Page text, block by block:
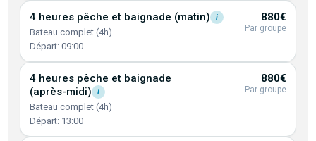
4 heures pêche et baignade (matin) i
Bateau complet (4h)
Départ: 09:00
880€
Par groupe
4 heures pêche et baignade
(après-midi)
i
Bateau complet (4h)
Départ: 13:00
880€
Par groupe